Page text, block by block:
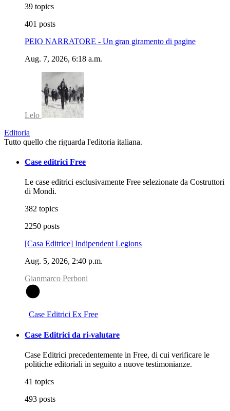
39 topics
401 posts
PEIO NARRATORE - Un gran giramento di pagine
Aug. 7, 2026, 6:18 a.m.
Lelo
Editoria
Tutto quello che riguarda l'editoria italiana.
Case editrici Free
Le case editrici esclusivamente Free selezionate da Costruttori
di Mondi.
382 topics
2250 posts
[Casa Editrice] Indipendent Legions
Aug. 5, 2026, 2:40 p.m.
Gianmarco Perboni
Case Editrici Ex Free
Case Editrici da ri-valutare
Case Editrici precedentemente in Free, di cui verificare le
politiche editoriali in seguito a nuove testimonianze.
41 topics
493 posts